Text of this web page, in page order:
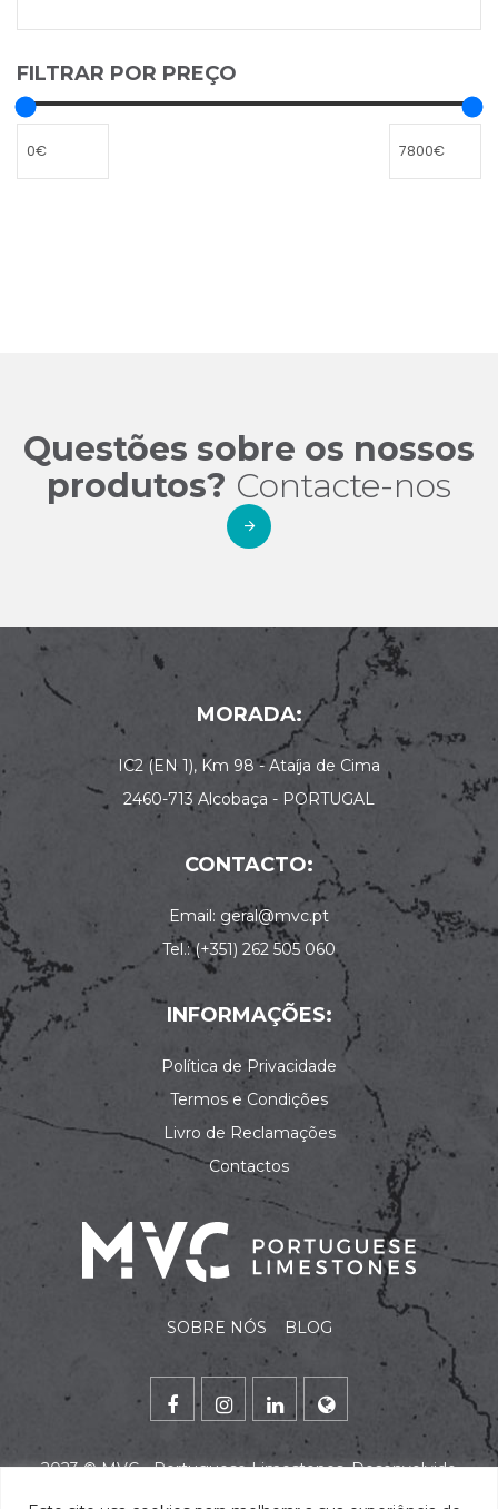
FILTRAR POR PREÇO
Questões sobre os nossos
produtos? Contacte-nos
MORADA:
IC2 (EN 1), Km 98 - Ataíja de Cima
2460-713 Alcobaça - PORTUGAL
CONTACTO:
Email: geral@mvc.pt
Tel.: (+351) 262 505 060
INFORMAÇÕES:
Política de Privacidade
Termos e Condições
Livro de Reclamações
Contactos
SOBRE NÓS BLOG
2023 ©MVC - Portuguese Limestones. Desenvolvido